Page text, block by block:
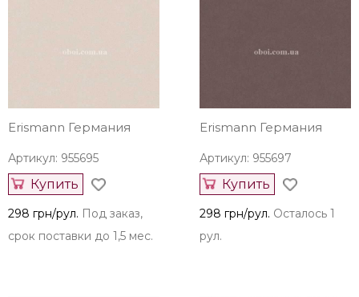
Erismann Германия
Артикул: 955695
Купить
298 грн/рул. Под заказ,
срок поставки до 1,5 мес.
Erismann Германия
Артикул: 955697
Купить
298 грн/рул. Осталось 1
рул.